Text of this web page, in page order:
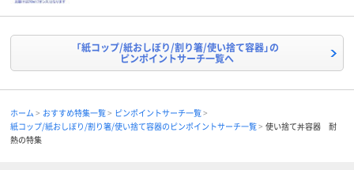
「紙コップ/紙おしぼり/割り箸/使い捨て容器」の
ピンポイントサーチ一覧へ
ホーム おすすめ特集一覧
ピンポイントサーチ一覧
紙コップ/紙おしぼり/割り箸/使い捨て容器のピンポイントサーチ一覧
使い捨て丼容器 耐
熱の特集